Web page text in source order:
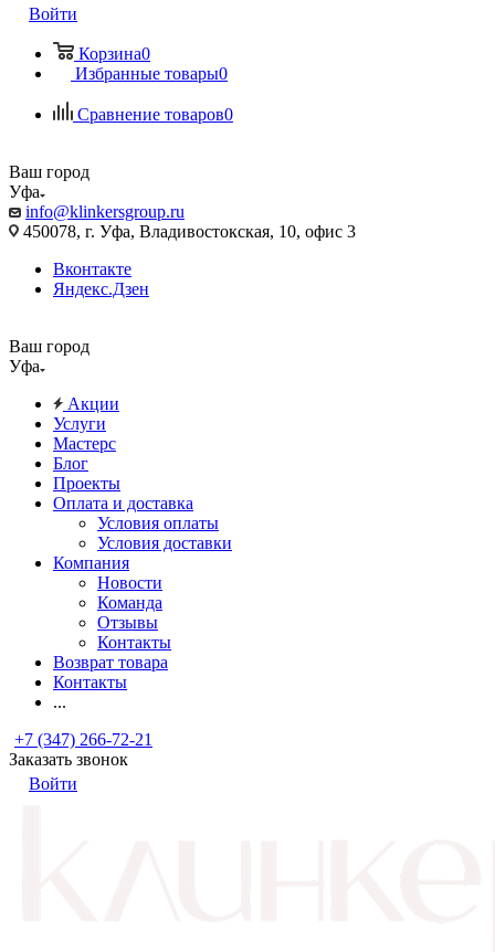
Войти
Корзина0
Избранные товары0
Сравнение товаров0
Ваш город
Уфа
info@klinkersgroup.ru
450078, г. Уфа, Владивостокская, 10, офис 3
Вконтакте
Яндекс.Дзен
Ваш город
Уфа
Акции
Услуги
Мастерс
Блог
Проекты
Оплата и доставка
Условия оплаты
Условия доставки
Компания
Новости
Команда
Отзывы
Контакты
Возврат товара
Контакты
...
+7 (347) 266-72-21
Заказать звонок
Войти